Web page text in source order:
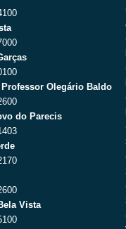
Professor Olegário Baldo
do Parecis
Vista